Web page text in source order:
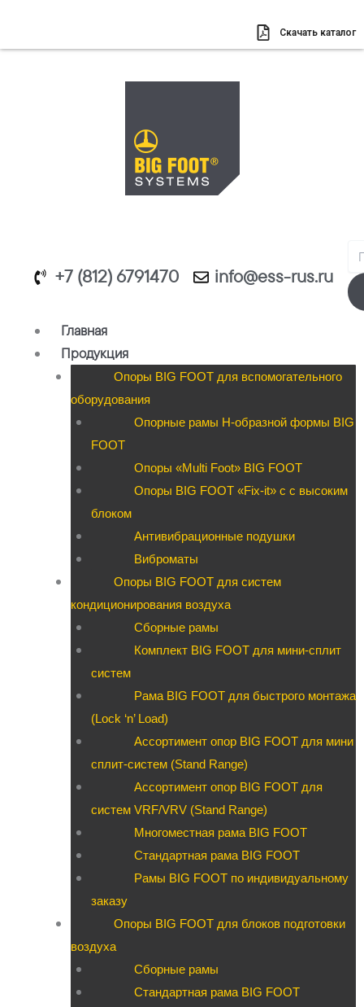
содержимому
Скачать каталог
+7 (812) 6791470 info@ess-rus.ru
Главная
Продукция
Опоры BIG FOOT для вспомогательного
оборудования
Опорные рамы H-образной формы BIG
FOOT
Опоры «Multi Foot» BIG FOOT
Опоры BIG FOOT «Fix-it» c с высоким
блоком
Антивибрационные подушки
Виброматы
Опоры BIG FOOT для систем
кондиционирования воздуха
Сборные рамы
Комплект BIG FOOT для мини-сплит
систем
Рама BIG FOOT для быстрого монтажа
(Lock ‘n’ Load)
Ассортимент опор BIG FOOT для мини
сплит-систем (Stand Range)
Ассортимент опор BIG FOOT для
систем VRF/VRV (Stand Range)
Многоместная рама BIG FOOT
Стандартная рама BIG FOOT
Рамы BIG FOOT по индивидуальному
заказу
Опоры BIG FOOT для блоков подготовки
воздуха
Сборные рамы
Стандартная рама BIG FOOT